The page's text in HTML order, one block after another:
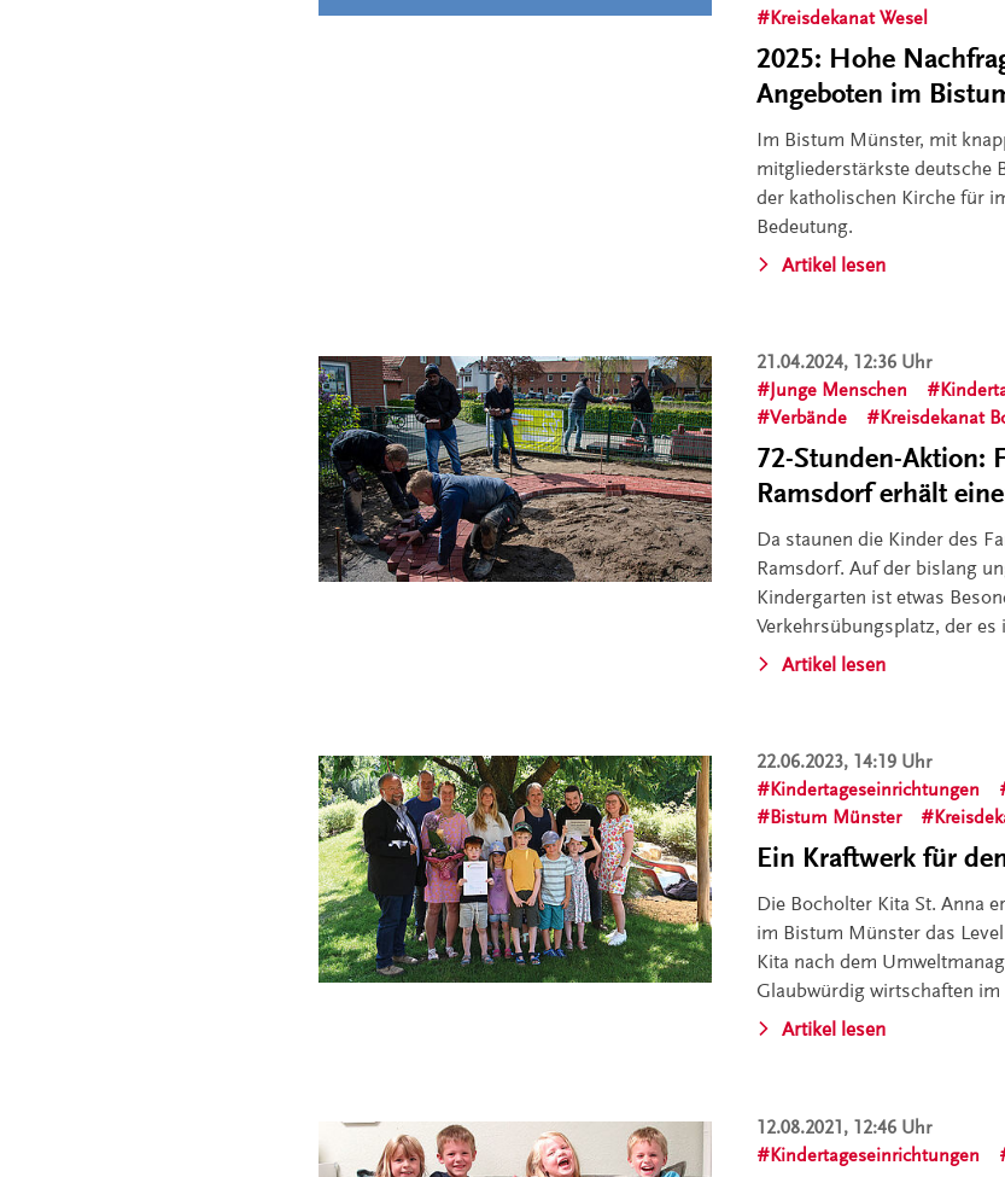
Kreisdekanat Wesel
2025: Hohe
Angeboten im
Im Bistum Münster, mit
mitgliederstärkste deutsche
der katholischen Kirche für
Bedeutung.
Artikel lesen
21.04.2024, 12:36 Uhr
Junge Menschen
Verbände
Kreisdekanat
72-Stunden-Aktion:
Ramsdorf erhält
Da staunen die Kinder des
Ramsdorf. Auf der bislang
Kindergarten ist etwas
Verkehrsübungsplatz, der es
Artikel lesen
22.06.2023, 14:19 Uhr
Kindertageseinrichtungen
Bistum Münster
Ein Kraftwerk für
Die Bocholter Kita St. Anna
im Bistum Münster das
Kita nach dem
Glaubwürdig wirtschaften im
Artikel lesen
12.08.2021, 12:46 Uhr
Kindertageseinrichtungen